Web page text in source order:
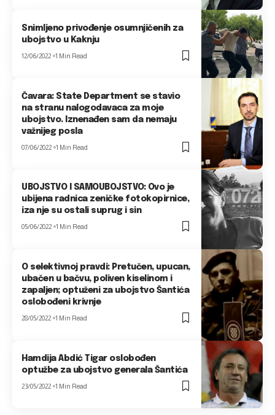
Snimljeno privođenje osumnjičenih za
ubojstvo u Kaknju
12/06/2022 1 Min Read
Čavara: State Department se stavio
na stranu nalogodavaca za moje
ubojstvo. Iznenađen sam da nemaju
važnijeg posla
07/06/2022 1 Min Read
UBOJSTVO I SAMOUBOJSTVO: Ovo je
ubijena radnica zeničke fotokopirnice,
iza nje su ostali suprug i sin
05/06/2022 1 Min Read
O selektivnoj pravdi: Pretučen, upucan,
ubačen u bačvu, poliven kiselinom i
zapaljen; optuženi za ubojstvo Šantića
oslobođeni krivnje
28/05/2022 1 Min Read
Hamdija Abdić Tigar oslobođen
optužbe za ubojstvo generala Šantića
23/05/2022 1 Min Read